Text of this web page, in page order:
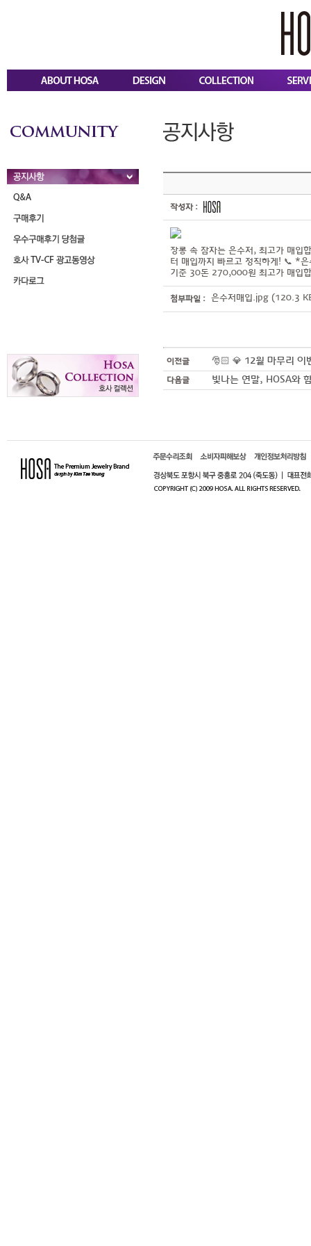
작성자 :
장롱 속 잠자는 은수저, 최고가 매입
터 매입까지 빠르고 정직하게! 📞
기준 30돈 270,000원 최고가 매입
첨부파일 : 은수저매입.jpg (120.3
이전글 🎅🏻 💎 12월 마무리 이
다음글 빛나는 연말, HOSA와